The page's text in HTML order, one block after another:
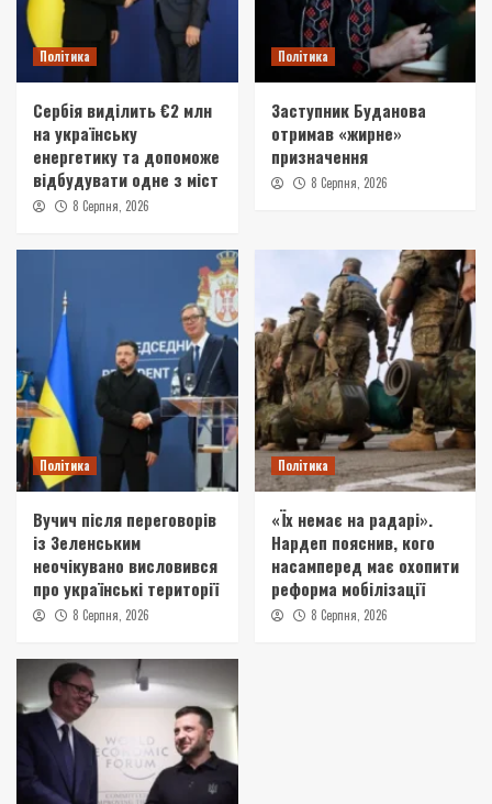
Політика
Сербія виділить €2 млн
на українську
енергетику та допоможе
відбудувати одне з міст
8 Серпня, 2026
Політика
Заступник Буданова
отримав «жирне»
призначення
8 Серпня, 2026
Політика
Вучич після переговорів
із Зеленським
неочікувано висловився
про українські території
8 Серпня, 2026
Політика
«Їх немає на радарі».
Нардеп пояснив, кого
насамперед має охопити
реформа мобілізації
8 Серпня, 2026